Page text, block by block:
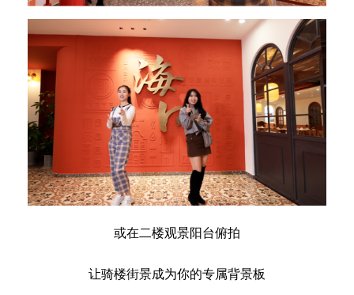
或在二楼观景阳台俯拍
让骑楼街景成为你的专属背景板